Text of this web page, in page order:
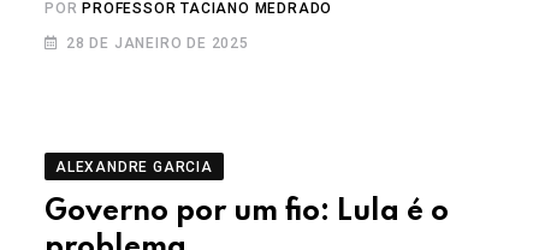
POR PROFESSOR TACIANO MEDRADO
28 DE JANEIRO DE 2025
ALEXANDRE GARCIA
Governo por um fio: Lula é o